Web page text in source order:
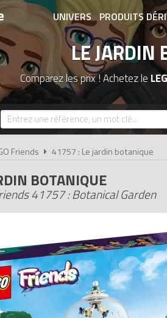
UNIVERS PRODUITS
LE JARDIN
Comparez les prix ! Achetez le
Friends 41757 : Le jardin botanique
BOTANIQUE
41757 : Botanical Garden